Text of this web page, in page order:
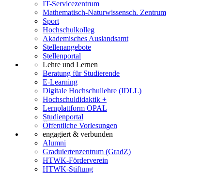
IT-Servicezentrum
Mathematisch-Naturwissensch. Zentrum
Sport
Hochschulkolleg
Akademisches Auslandsamt
Stellenangebote
Stellenportal
Lehre und Lernen
Beratung für Studierende
E-Learning
Digitale Hochschullehre (IDLL)
Hochschuldidaktik +
Lernplattform OPAL
Studienportal
Öffentliche Vorlesungen
engagiert & verbunden
Alumni
Graduiertenzentrum (GradZ)
HTWK-Förderverein
HTWK-Stiftung